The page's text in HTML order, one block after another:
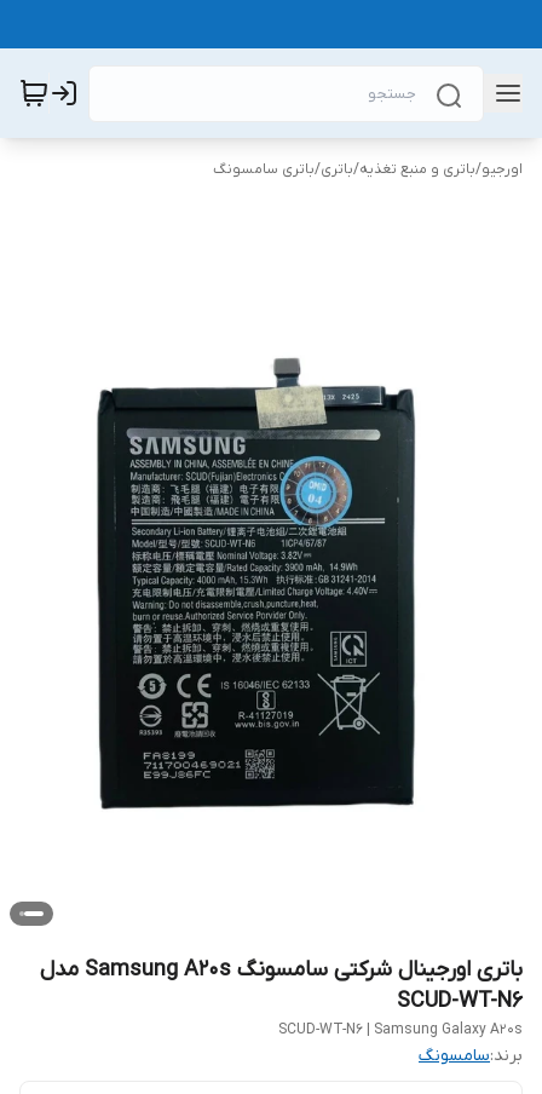
اورجیو/باتری و منبع تغذیه/باتری/باتری سامسونگ
باتری اورجینال شرکتی سامسونگ Samsung A20s مدل
SCUD-WT-N6
SCUD-WT-N6 | Samsung Galaxy A20s
برند:سامسونگ